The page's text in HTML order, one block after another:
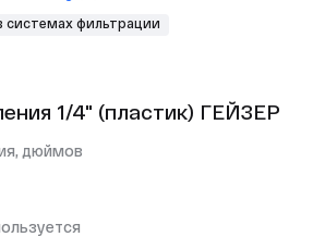
системах фильтрации
1/4" (пластик) ГЕЙЗЕР
дюймов